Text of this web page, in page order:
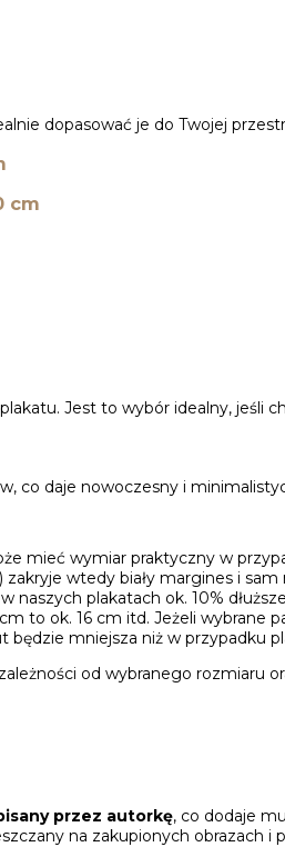
dopasować je do Twojej
cm
Jest to wybór idealny, jeśli
co daje nowoczesny i
mieć wymiar praktyczny w
wtedy biały margines i sam
plakatach ok. 10%
to ok. 16 cm itd. Jeżeli wybrane
mniejsza niż w przypadku
od wybranego rozmiaru
przez autorkę, co dodaje
na zakupionych obrazach i